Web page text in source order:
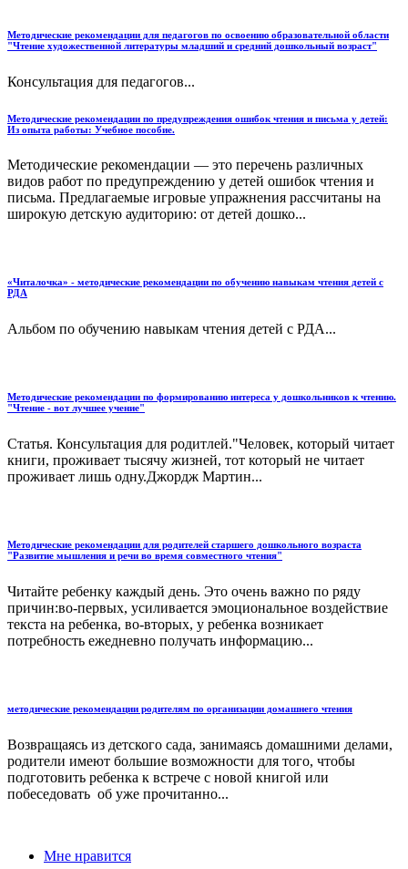
Методические рекомендации для педагогов по освоению образовательной области
"Чтение художественной литературы младший и средний дошкольный возраст"
Консультация для педагогов...
Методические рекомендации по предупреждения ошибок чтения и письма у детей:
Из опыта работы: Учебное пособие.
Методические рекомендации — это перечень различных
видов работ по предупреждению у детей ошибок чтения и
письма. Предлагаемые игровые упражнения рассчитаны на
широкую детскую аудиторию: от детей дошко...
«Читалочка» - методические рекомендации по обучению навыкам чтения детей с
РДА
Альбом по обучению навыкам чтения детей с РДА...
Методические рекомендации по формированию интереса у дошкольников к чтению.
"Чтение - вот лучшее учение"
Статья. Консультация для родитлей."Человек, который читает
книги, проживает тысячу жизней, тот который не читает
проживает лишь одну.Джордж Мартин...
Методические рекомендации для родителей старшего дошкольного возраста
"Развитие мышления и речи во время совместного чтения"
Читайте ребенку каждый день. Это очень важно по ряду
причин:во-первых, усиливается эмоциональное воздействие
текста на ребенка, во-вторых, у ребенка возникает
потребность ежедневно получать информацию...
методические рекомендации родителям по организации домашнего чтения
Возвращаясь из детского сада, занимаясь домашними делами,
родители имеют большие возможности для того, чтобы
подготовить ребенка к встрече с новой книгой или
побеседовать об уже прочитанно...
Мне нравится